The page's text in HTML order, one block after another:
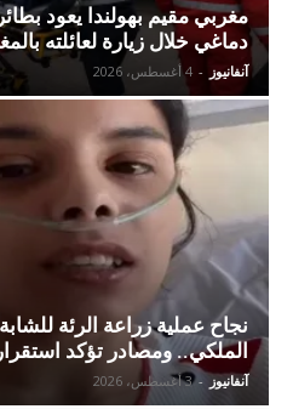
مغربي مقيم بهولندا يعود
دماغي خلال زيارة لعائلته
آنفانيوز - 4 أغسطس، 2026
نجاح عملية زراعة الرئة
الملكي.. ومصادر تؤكد
آنفانيوز - 3 أغسطس، 2026